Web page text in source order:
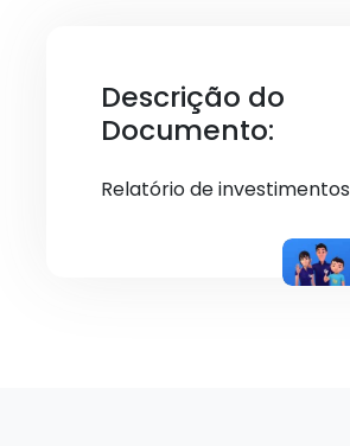
Descrição do
Documento:
Relatório de investimentos